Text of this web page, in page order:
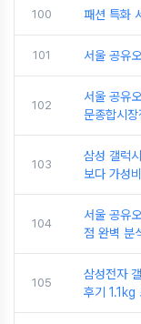
100 패션 특화
101 서울 공유
102
서울 공유
문종합시
103
삼성 갤럭
보다 가성
104
서울 공유
점 완벽 분
105
삼성전자
후기 1.1kg